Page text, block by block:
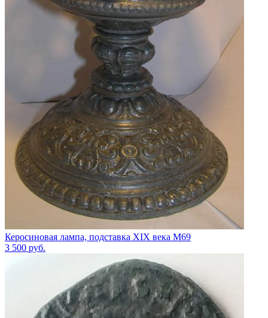
Керосиновая лампа, подставка XIX века М69
3 500 руб.